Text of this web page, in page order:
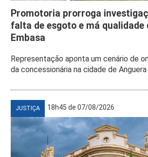
Promotoria prorroga
falta de esgoto e má qualidade
Embasa
Representação aponta um cenário de
da concessionária na cidade de Anguera
JUSTIÇA 18h45 de 07/08/2026